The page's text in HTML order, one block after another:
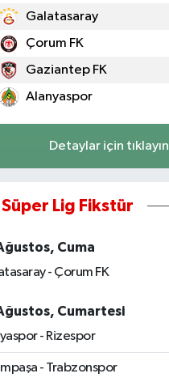
Galatasaray
Çorum FK
Gaziantep FK
Alanyaspor
Detaylar için tıklayın
Süper Lig Fikstür
Cuma
- Çorum FK
Cumartesi
- Rizespor
- Trabzonspor